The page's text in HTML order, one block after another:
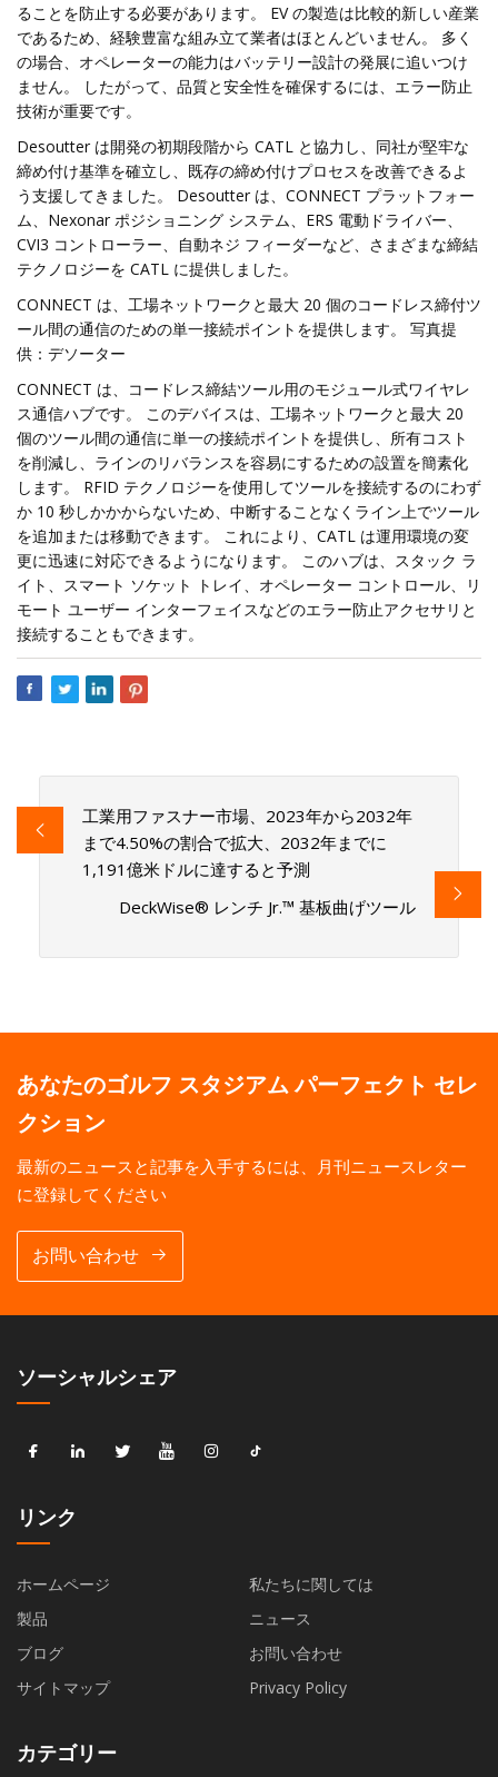
ることを防止する必要があります。 EV の製造は比較的新しい産業
であるため、経験豊富な組み立て業者はほとんどいません。 多く
の場合、オペレーターの能力はバッテリー設計の発展に追いつけ
ません。 したがって、品質と安全性を確保するには、エラー防止
技術が重要です。
Desoutter は開発の初期段階から CATL と協力し、同社が堅牢な
締め付け基準を確立し、既存の締め付けプロセスを改善できるよ
う支援してきました。 Desoutter は、CONNECT プラットフォー
ム、Nexonar ポジショニング システム、ERS 電動ドライバー、
CVI3 コントローラー、自動ネジ フィーダーなど、さまざまな締結
テクノロジーを CATL に提供しました。
CONNECT は、工場ネットワークと最大 20 個のコードレス締付ツ
ール間の通信のための単一接続ポイントを提供します。 写真提
供：デソーター
CONNECT は、コードレス締結ツール用のモジュール式ワイヤレ
ス通信ハブです。 このデバイスは、工場ネットワークと最大 20
個のツール間の通信に単一の接続ポイントを提供し、所有コスト
を削減し、ラインのリバランスを容易にするための設置を簡素化
します。 RFID テクノロジーを使用してツールを接続するのにわず
か 10 秒しかかからないため、中断することなくライン上でツール
を追加または移動できます。 これにより、CATL は運用環境の変
更に迅速に対応できるようになります。 このハブは、スタック ラ
イト、スマート ソケット トレイ、オペレーター コントロール、リ
モート ユーザー インターフェイスなどのエラー防止アクセサリと
接続することもできます。
工業用ファスナー市場、2023年から2032年
まで4.50%の割合で拡大、2032年までに
1,191億米ドルに達すると予測
DeckWise® レンチ Jr.™ 基板曲げツール
あなたのゴルフ スタジアム パーフェクト セレ
クション
最新のニュースと記事を入手するには、月刊ニュースレター
に登録してください
お問い合わせ
ソーシャルシェア
リンク
ホームページ
私たちに関しては
製品
ニュース
ブログ
お問い合わせ
サイトマップ
Privacy Policy
カテゴリー